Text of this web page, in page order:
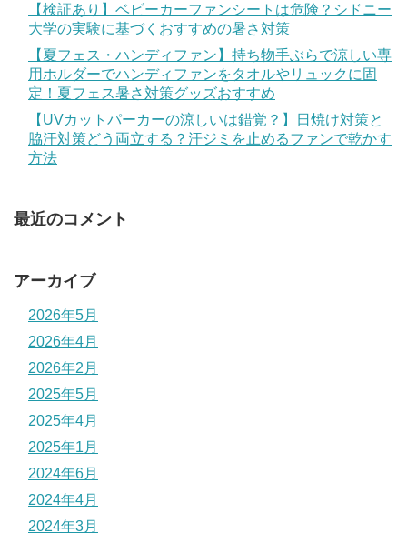
【検証あり】ベビーカーファンシートは危険？シドニー
大学の実験に基づくおすすめの暑さ対策
【夏フェス・ハンディファン】持ち物手ぶらで涼しい専
用ホルダーでハンディファンをタオルやリュックに固
定！夏フェス暑さ対策グッズおすすめ
【UVカットパーカーの涼しいは錯覚？】日焼け対策と
脇汗対策どう両立する？汗ジミを止めるファンで乾かす
方法
最近のコメント
アーカイブ
2026年5月
2026年4月
2026年2月
2025年5月
2025年4月
2025年1月
2024年6月
2024年4月
2024年3月